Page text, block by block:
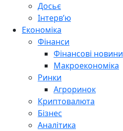
Досьє
Інтерв’ю
Економіка
Фінанси
Фінансові новини
Макроекономіка
Ринки
Агроринок
Криптовалюта
Бізнес
Аналітика